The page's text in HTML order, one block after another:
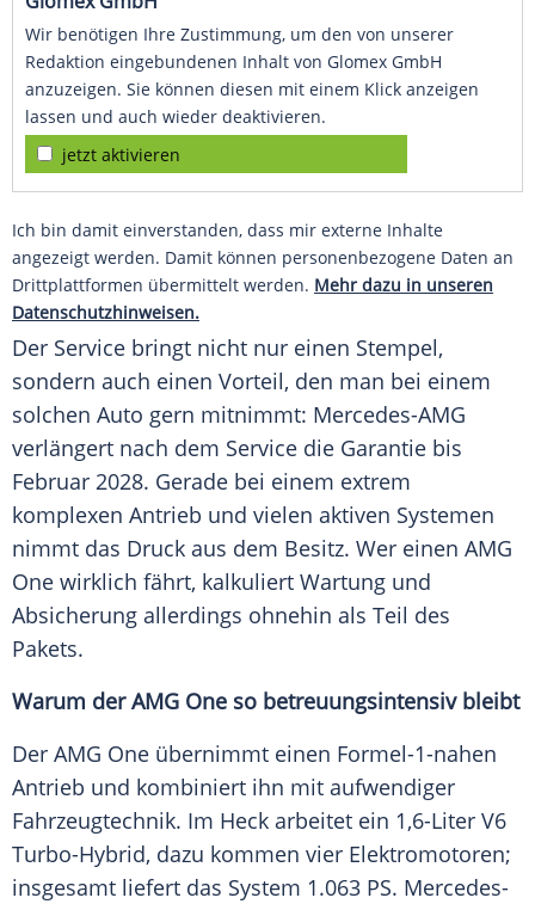
Wir benötigen Ihre Zustimmung, um den von unserer
Redaktion eingebundenen Inhalt von Glomex GmbH
anzuzeigen. Sie können diesen mit einem Klick anzeigen
lassen und auch wieder deaktivieren.
jetzt aktivieren
Ich bin damit einverstanden, dass mir externe Inhalte
angezeigt werden. Damit können personenbezogene Daten an
Drittplattformen übermittelt werden. Mehr dazu in unseren
Datenschutzhinweisen.
Der Service bringt nicht nur einen Stempel,
sondern auch einen Vorteil, den man bei einem
solchen Auto gern mitnimmt: Mercedes-AMG
verlängert nach dem Service die Garantie bis
Februar 2028. Gerade bei einem extrem
komplexen Antrieb und vielen aktiven Systemen
nimmt das Druck aus dem Besitz. Wer einen AMG
One wirklich fährt, kalkuliert Wartung und
Absicherung allerdings ohnehin als Teil des
Pakets.
Warum der AMG One so betreuungsintensiv bleibt
Der AMG One übernimmt einen Formel-1-nahen
Antrieb und kombiniert ihn mit aufwendiger
Fahrzeugtechnik. Im Heck arbeitet ein 1,6-Liter V6
Turbo-Hybrid, dazu kommen vier Elektromotoren;
insgesamt liefert das System 1.063 PS. Mercedes-